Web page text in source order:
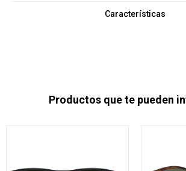
Características
Productos que te pueden